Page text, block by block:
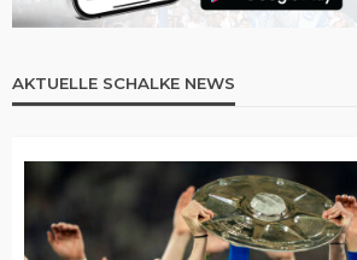
AKTUELLE SCHALKE NEWS